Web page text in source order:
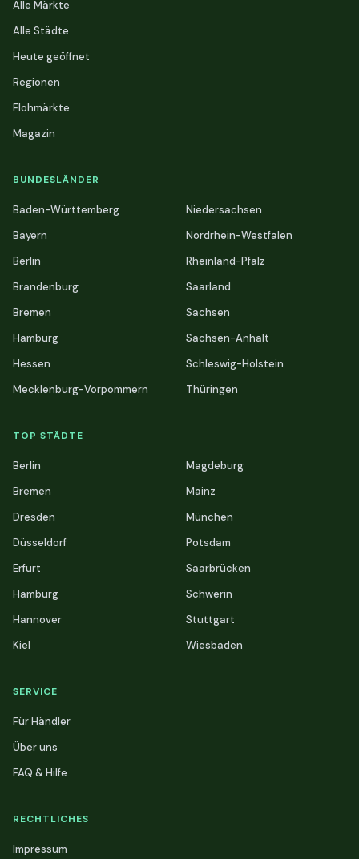
Alle Märkte
Alle Städte
Heute geöffnet
Regionen
Flohmärkte
Magazin
BUNDESLÄNDER
Baden-Württemberg
Bayern
Berlin
Brandenburg
Bremen
Hamburg
Hessen
Mecklenburg-Vorpommern
Niedersachsen
Nordrhein-Westfalen
Rheinland-Pfalz
Saarland
Sachsen
Sachsen-Anhalt
Schleswig-Holstein
Thüringen
TOP STÄDTE
Berlin
Bremen
Dresden
Düsseldorf
Erfurt
Hamburg
Hannover
Kiel
Magdeburg
Mainz
München
Potsdam
Saarbrücken
Schwerin
Stuttgart
Wiesbaden
SERVICE
Für Händler
Über uns
FAQ & Hilfe
RECHTLICHES
Impressum